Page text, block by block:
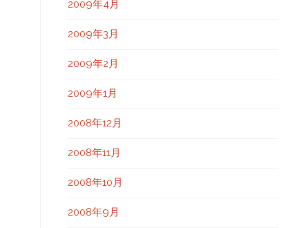
2009年4月
2009年3月
2009年2月
2009年1月
2008年12月
2008年11月
2008年10月
2008年9月